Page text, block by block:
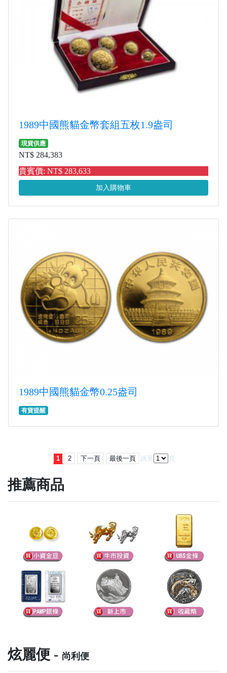
1989中國熊貓金幣套組五枚1.9盎司
現貨供應
NT$ 284,383
貴賓價: NT$ 283,633
加入購物車
1989中國熊貓金幣0.25盎司
有貨提醒
1 2 下一頁 最後一頁 跳至 頁
推薦商品
炫麗便 - 尚利便